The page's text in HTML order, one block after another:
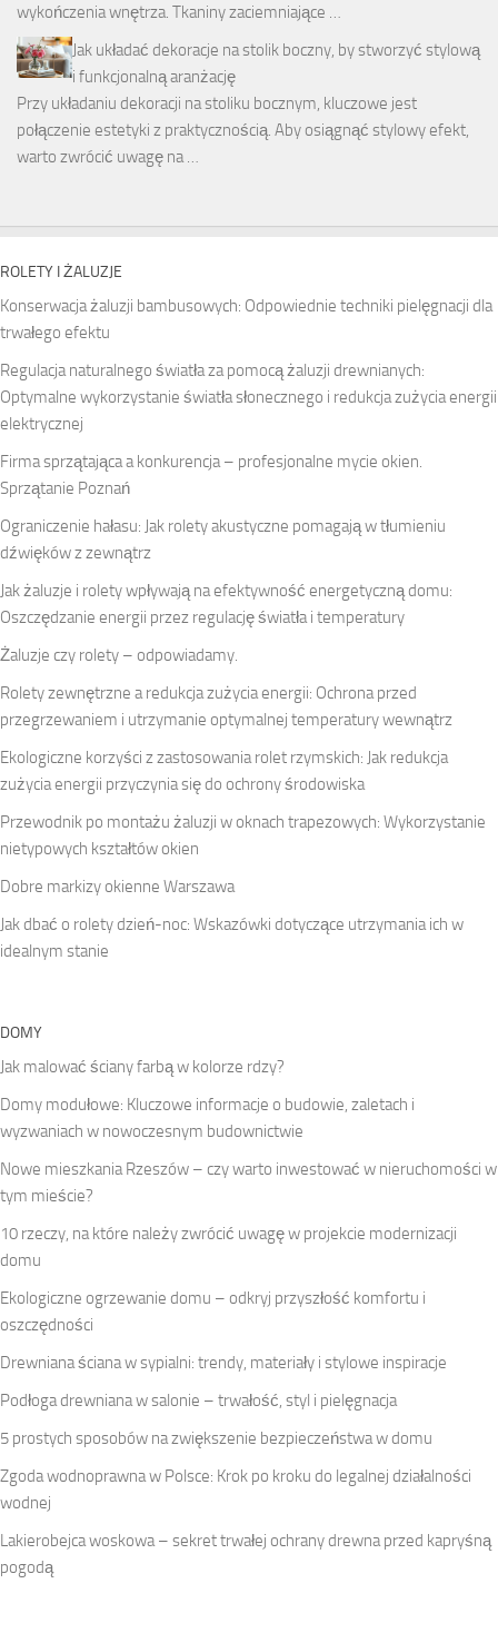
wykończenia wnętrza. Tkaniny zaciemniające …
Jak układać dekoracje na stolik boczny, by stworzyć stylową
i funkcjonalną aranżację
Przy układaniu dekoracji na stoliku bocznym, kluczowe jest
połączenie estetyki z praktycznością. Aby osiągnąć stylowy efekt,
warto zwrócić uwagę na …
ROLETY I ŻALUZJE
Konserwacja żaluzji bambusowych: Odpowiednie techniki pielęgnacji dla
trwałego efektu
Regulacja naturalnego światła za pomocą żaluzji drewnianych:
Optymalne wykorzystanie światła słonecznego i redukcja zużycia energii
elektrycznej
Firma sprzątająca a konkurencja – profesjonalne mycie okien.
Sprzątanie Poznań
Ograniczenie hałasu: Jak rolety akustyczne pomagają w tłumieniu
dźwięków z zewnątrz
Jak żaluzje i rolety wpływają na efektywność energetyczną domu:
Oszczędzanie energii przez regulację światła i temperatury
Żaluzje czy rolety – odpowiadamy.
Rolety zewnętrzne a redukcja zużycia energii: Ochrona przed
przegrzewaniem i utrzymanie optymalnej temperatury wewnątrz
Ekologiczne korzyści z zastosowania rolet rzymskich: Jak redukcja
zużycia energii przyczynia się do ochrony środowiska
Przewodnik po montażu żaluzji w oknach trapezowych: Wykorzystanie
nietypowych kształtów okien
Dobre markizy okienne Warszawa
Jak dbać o rolety dzień-noc: Wskazówki dotyczące utrzymania ich w
idealnym stanie
DOMY
Jak malować ściany farbą w kolorze rdzy?
Domy modułowe: Kluczowe informacje o budowie, zaletach i
wyzwaniach w nowoczesnym budownictwie
Nowe mieszkania Rzeszów – czy warto inwestować w nieruchomości w
tym mieście?
10 rzeczy, na które należy zwrócić uwagę w projekcie modernizacji
domu
Ekologiczne ogrzewanie domu – odkryj przyszłość komfortu i
oszczędności
Drewniana ściana w sypialni: trendy, materiały i stylowe inspiracje
Podłoga drewniana w salonie – trwałość, styl i pielęgnacja
5 prostych sposobów na zwiększenie bezpieczeństwa w domu
Zgoda wodnoprawna w Polsce: Krok po kroku do legalnej działalności
wodnej
Lakierobejca woskowa – sekret trwałej ochrany drewna przed kapryśną
pogodą